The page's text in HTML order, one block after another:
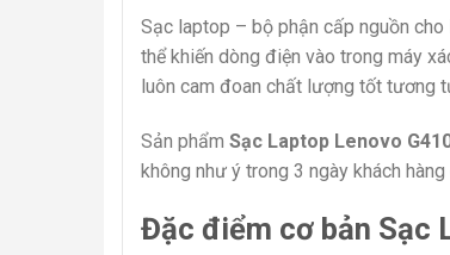
Sạc laptop – bộ phận cấp nguồn
thể khiến dòng điện vào trong máy
luôn cam đoan chất lượng tốt tương
Sản phẩm Sạc Laptop Lenovo
không như ý trong 3 ngày khách
Đặc điểm cơ bản Sạc